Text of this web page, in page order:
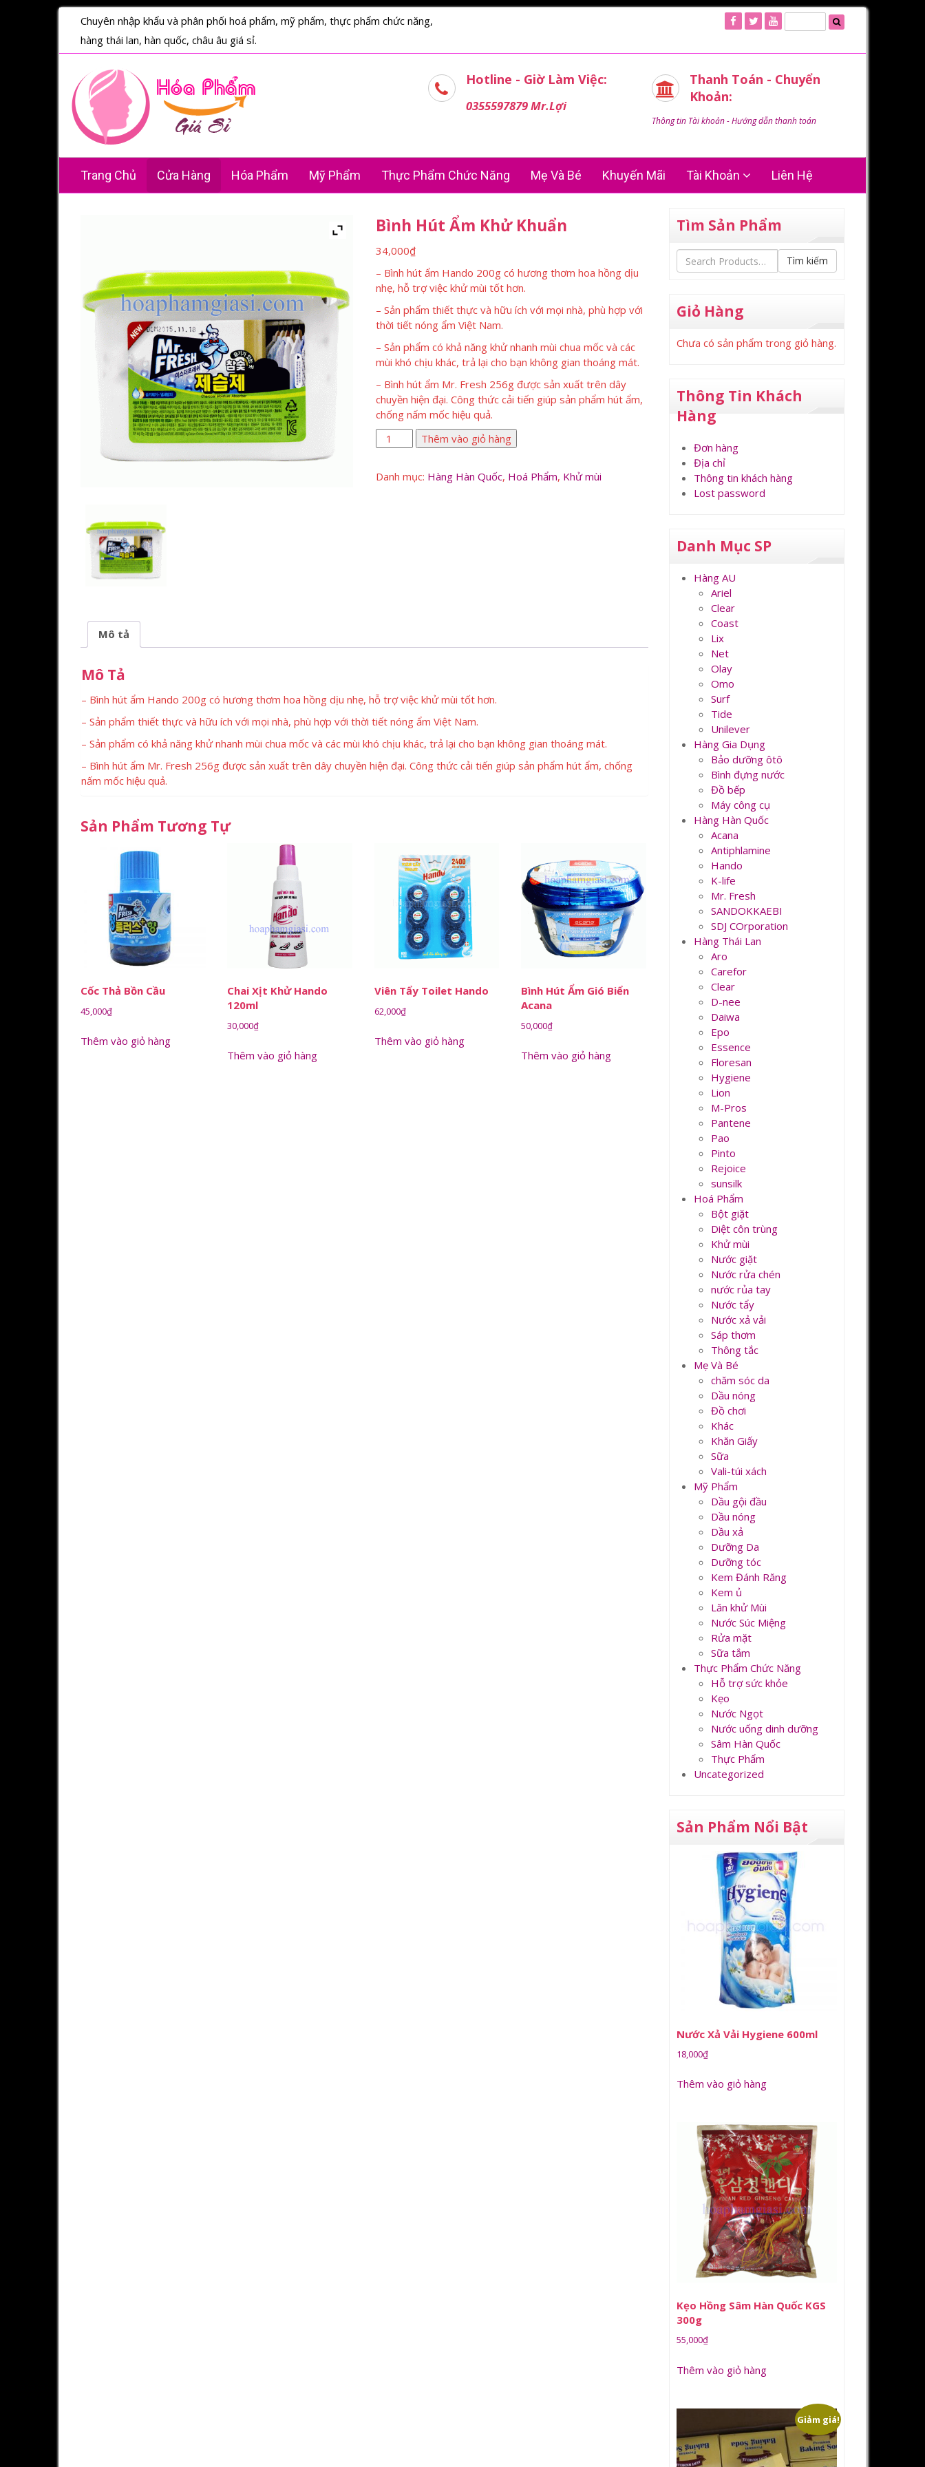
Chuyên nhập khẩu và phân phối hoá phẩm, mỹ phẩm, thực phẩm chức năng,
hàng thái lan, hàn quốc, châu âu giá sỉ.
Hotline - Giờ Làm Việc:
0355597879 Mr.Lợi
Thanh Toán - Chuyển
Khoản:
Thông tin Tài khoản - Hướng dẫn thanh toán
Trang Chủ Cửa Hàng Hóa Phẩm Mỹ Phẩm Thực Phẩm Chức Năng Mẹ Và Bé Khuyến Mãi Tài Khoản Liên Hệ
Bình Hút Ẩm Khử Khuẩn
34,000₫
– Bình hút ẩm Hando 200g có hương thơm hoa hồng dịu
nhẹ, hỗ trợ việc khử mùi tốt hơn.
– Sản phẩm thiết thực và hữu ích với mọi nhà, phù hợp với
thời tiết nóng ẩm Việt Nam.
– Sản phẩm có khả năng khử nhanh mùi chua mốc và các
mùi khó chịu khác, trả lại cho bạn không gian thoáng mát.
– Bình hút ẩm Mr. Fresh 256g được sản xuất trên dây
chuyền hiện đại. Công thức cải tiến giúp sản phẩm hút ẩm,
chống nấm mốc hiệu quả.
Bình
hút
khử
Thêm vào giỏ hàng
Danh mục: Hàng Hàn Quốc, Hoá Phẩm, Khử mùi
Mô tả
Mô Tả
– Bình hút ẩm Hando 200g có hương thơm hoa hồng dịu nhẹ, hỗ trợ việc khử mùi tốt hơn.
– Sản phẩm thiết thực và hữu ích với mọi nhà, phù hợp với thời tiết nóng ẩm Việt Nam.
– Sản phẩm có khả năng khử nhanh mùi chua mốc và các mùi khó chịu khác, trả lại cho bạn không gian thoáng mát.
– Bình hút ẩm Mr. Fresh 256g được sản xuất trên dây chuyền hiện đại. Công thức cải tiến giúp sản phẩm hút ẩm, chống
nấm mốc hiệu quả.
Sản Phẩm Tương Tự
Cốc Thả Bồn Cầu
45,000₫
Thêm vào giỏ hàng
Chai Xịt Khử Hando
120ml
30,000₫
Thêm vào giỏ hàng
Viên Tẩy Toilet Hando
62,000₫
Thêm vào giỏ hàng
Bình Hút Ẩm Gió Biển
Acana
50,000₫
Thêm vào giỏ hàng
Tìm Sản Phẩm
Tìm kiếm
Giỏ Hàng
Chưa có sản phẩm trong giỏ hàng.
Thông Tin Khách
Hàng
Đơn hàng
Địa chỉ
Thông tin khách hàng
Lost password
Danh Mục SP
Hàng AU
Ariel
Clear
Coast
Lix
Net
Olay
Omo
Surf
Tide
Unilever
Hàng Gia Dụng
Bảo dưỡng ôtô
Bình đựng nước
Đồ bếp
Máy công cụ
Hàng Hàn Quốc
Acana
Antiphlamine
Hando
K-life
Mr. Fresh
SANDOKKAEBI
SDJ COrporation
Hàng Thái Lan
Aro
Carefor
Clear
D-nee
Daiwa
Epo
Essence
Floresan
Hygiene
Lion
M-Pros
Pantene
Pao
Pinto
Rejoice
sunsilk
Hoá Phẩm
Bột giặt
Diệt côn trùng
Khử mùi
Nước giặt
Nước rửa chén
nước rủa tay
Nước tẩy
Nước xả vải
Sáp thơm
Thông tắc
Mẹ Và Bé
chăm sóc da
Dầu nóng
Đồ chơi
Khác
Khăn Giấy
Sữa
Vali-túi xách
Mỹ Phẩm
Dầu gội đầu
Dầu nóng
Dầu xả
Dưỡng Da
Dưỡng tóc
Kem Đánh Răng
Kem ủ
Lăn khử Mùi
Nước Súc Miệng
Rửa mặt
Sữa tắm
Thực Phẩm Chức Năng
Hỗ trợ sức khỏe
Kẹo
Nước Ngọt
Nước uống dinh dưỡng
Sâm Hàn Quốc
Thực Phẩm
Uncategorized
Sản Phẩm Nổi Bật
Nước Xả Vải Hygiene 600ml
18,000₫
Thêm vào giỏ hàng
Kẹo Hồng Sâm Hàn Quốc KGS
300g
55,000₫
Thêm vào giỏ hàng
Giảm giá!